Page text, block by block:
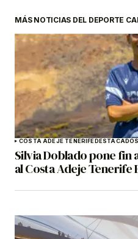
MÁS NOTICIAS DEL DEPORTE
COSTA ADEJE TENERIFE
Silvia Doblado pone fin
al Costa Adeje Tenerife